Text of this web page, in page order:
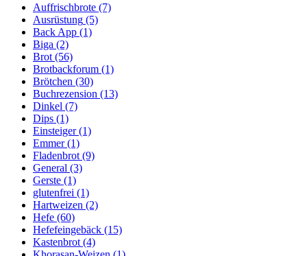
Auffrischbrote (7)
Ausrüstung (5)
Back App (1)
Biga (2)
Brot (56)
Brotbackforum (1)
Brötchen (30)
Buchrezension (13)
Dinkel (7)
Dips (1)
Einsteiger(1)
Emmer(1)
Fladenbrot (9)
General (3)
Gerste (1)
glutenfrei (1)
Hartweizen (2)
Hefe (60)
Hefefeingebäck (15)
Kastenbrot (4)